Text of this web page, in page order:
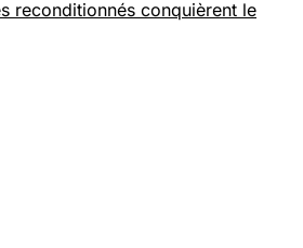
reconditionnés conquièrent le